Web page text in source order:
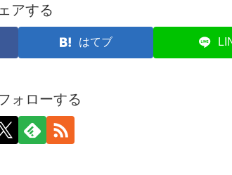
アする
はてブ
ォローする